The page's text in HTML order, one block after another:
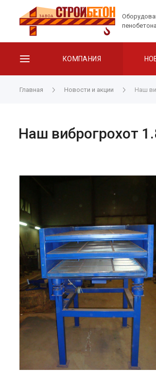
КОМПАНИЯ
Главная Новости и акции Наш
Наш виброгрохот